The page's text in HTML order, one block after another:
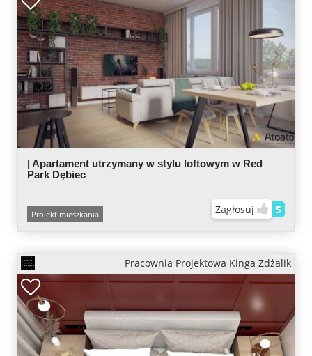
| Apartament utrzymany w stylu loftowym w Red
Park Dębiec
Projekt mieszkania Zagłosuj 5
Pracownia Projektowa Kinga Zdżalik